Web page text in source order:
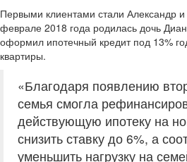
Первыми клиентами стали Александр
феврале 2018 года родилась дочь
оформил ипотечный кредит под 13%
квартиры.
«Благодаря появлению
семья смогла
действующую ипотеку на
снизить ставку до 6%, а
уменьшить нагрузку на